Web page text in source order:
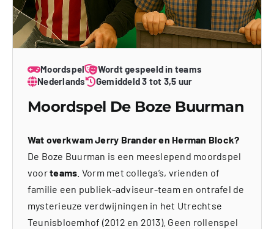
Moordspel
Wordt gespeeld in teams
Nederlands
Gemiddeld 3 tot 3,5 uur
Moordspel De Boze Buurman
Wat overkwam Jerry Brander en Herman Block?
De Boze Buurman is een meeslepend moordspel
voorteams . Vorm met collega’s, vrienden of
familie een publiek-adviseur-team en ontrafel de
mysterieuze verdwijningen in het Utrechtse
Teunisbloemhof (2012 en 2013). Geen rollenspel